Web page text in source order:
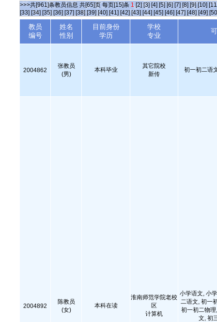
>>>共[961]条教员信息 共[65]页 每页[15]条 1 [2] [3] [4] [5] [6] [7] [8] [9] [10]
[33] [34] [35] [36] [37] [38] [39] [40] [41] [42] [43] [44] [45] [46] [47] [48] [49]
教员
编号
姓名
性别
目前身份
学历
学校
专业
2004862
张教员
(男)
本科毕业
其它院校
新传
初一初二语
2004892
陈教员
(女)
本科在读
淮南师范学院老校
区
计算机
小学语文, 小
二语文, 初一
初一初二物
文, 初